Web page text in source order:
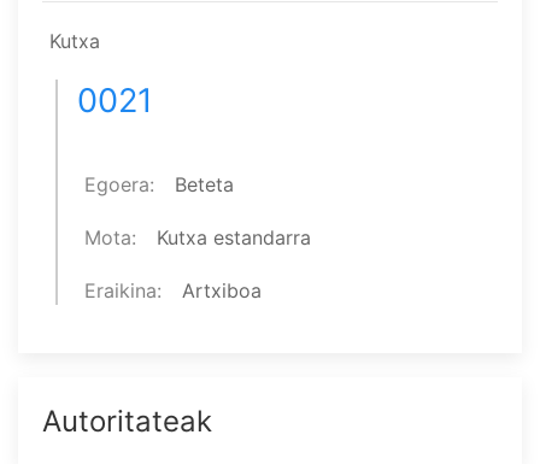
Kutxa
0021
Egoera Beteta
Mota Kutxa estandarra
Eraikina Artxiboa
Autoritateak